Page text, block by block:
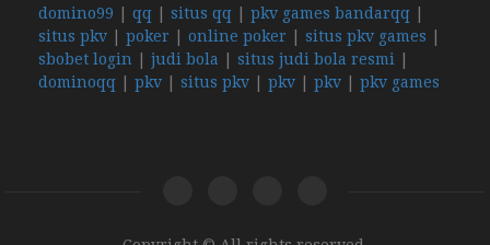
domino99
qq situs qq pkv games bandarqq
situs pkv
poker online poker situs pkv games
sbobet login
judi bola situs judi bola resmi
dominoqq
pkv situs pkv pkv pkv pkv games